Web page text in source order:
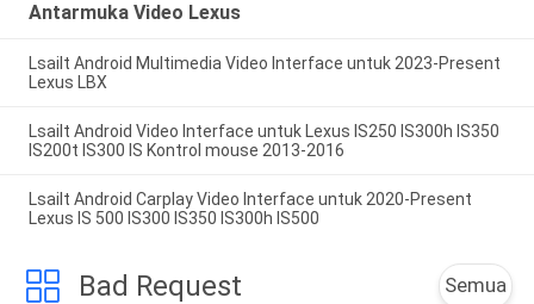
Antarmuka Video Lexus
Lsailt Android Multimedia Video Interface untuk 2023-Present
Lexus LBX
Lsailt Android Video Interface untuk Lexus IS250 IS300h IS350
IS200t IS300 IS Kontrol mouse 2013-2016
Lsailt Android Carplay Video Interface untuk 2020-Present
Lexus IS 500 IS300 IS350 IS300h IS500
Bad Request Semua